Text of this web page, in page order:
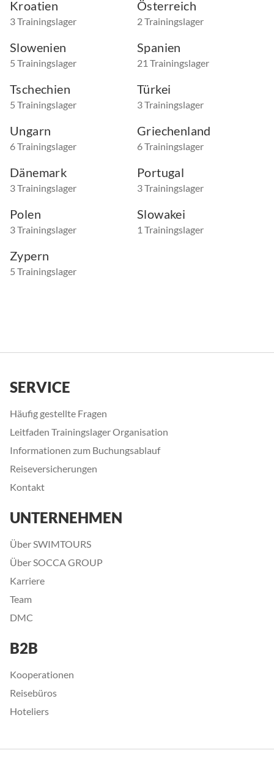
Kroatien
3 Trainingslager
Österreich
2 Trainingslager
Slowenien
5 Trainingslager
Spanien
21 Trainingslager
Tschechien
5 Trainingslager
Türkei
3 Trainingslager
Ungarn
6 Trainingslager
Griechenland
6 Trainingslager
Dänemark
3 Trainingslager
Portugal
3 Trainingslager
Polen
3 Trainingslager
Slowakei
1 Trainingslager
Zypern
5 Trainingslager
SERVICE
Häufig gestellte Fragen
Leitfaden Trainingslager Organisation
Informationen zum Buchungsablauf
Reiseversicherungen
Kontakt
UNTERNEHMEN
Über SWIMTOURS
Über SOCCA GROUP
Karriere
Team
DMC
B2B
Kooperationen
Reisebüros
Hoteliers